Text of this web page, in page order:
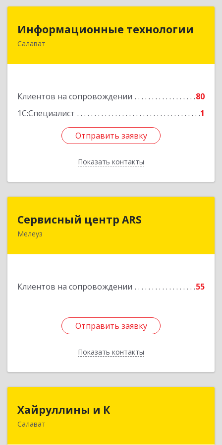
Информационные технологии
Салават
Клиентов на сопровождении
80
1С:Специалист
1
Отправить заявку
Показать контакты
Информационные технологии
Отправить заявку
Назад
Сервисный центр ARS
Мелеуз
Клиентов на сопровождении 55
Отправить заявку
Показать контакты
Отправить заявку
Назад
Хайруллины и К
Салават